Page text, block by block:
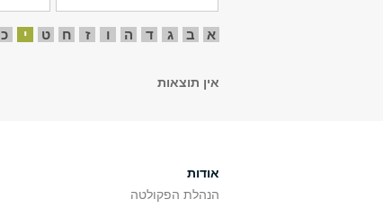
א ב ג ד ה ו ז ח ט י כ
אין תוצאות
אודות
הנהלת הפקולטה